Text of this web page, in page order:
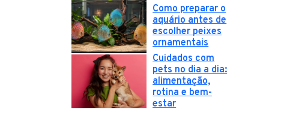
Como preparar o
aquário antes de
escolher peixes
ornamentais
Cuidados com
pets no dia a dia:
alimentação,
rotina e bem-
estar